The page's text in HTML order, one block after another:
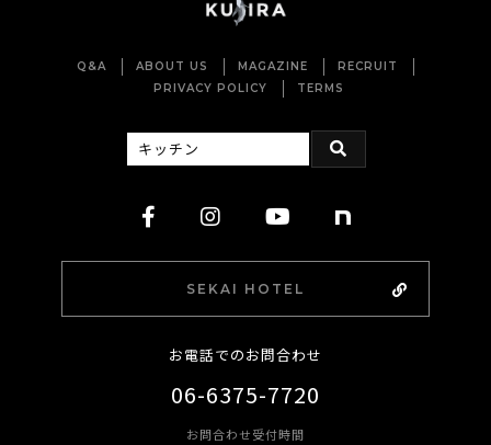
Q&A ABOUT US MAGAZINE
RECRUIT
PRIVACY POLICY
TERMS
SEKAI HOTEL
お電話でのお問合わせ
06-6375-7720
お問合わせ受付時間